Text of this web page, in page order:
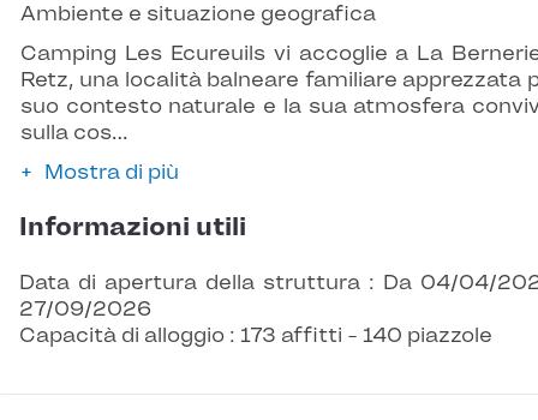
Ambiente e situazione geografica
Camping Les Ecureuils vi accoglie a La
Retz, una località balneare familiare apprezzata
suo contesto naturale e la sua atmosfera
sulla cos…
Mostra di più
Informazioni utili
Data di apertura della struttura : Da 04/04/
27/09/2026
Capacità di alloggio : 173 affitti - 140 piazzole